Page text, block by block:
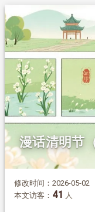
摘要
2. 正文
2.1.清明的得名
2.2.寒食节：清
介
2.3.清明节的传
2.3.1.
2.3.2.植树
2.3.3.踏青
2.3.4.插
2.3.5.
荡
2.3.6.
2.3.7. 放风
2.4. 结语
漫话清明节
修改时间：2026-05-02
本文访客： 41 人